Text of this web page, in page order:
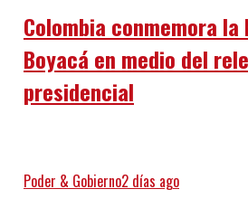
Colombia conmemora la
Boyacá en medio del
presidencial
Poder & Gobierno2 días ago